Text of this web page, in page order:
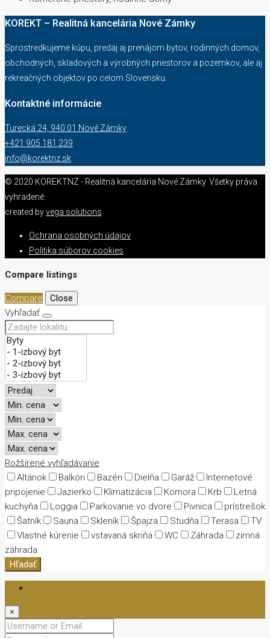
KOREKT – Realitná kancelária Nové Zámky
Sprostredkujeme kúpu, predaj aj prenájom bytov, rodinných domov,
obchodných, skladových a výrobných priestorov a pozemkov, ale aj
rekreačných objektov po celom Slovensku.
Kontaktné informácie
Turecká 24, 940 01 Nové Zámky
+421 905 181 239
info@korektnz.sk
© 2020 KOREKTNZ - Realitná kancelária Nové Zámky. Všetky práva
vyhradené.
created byvega solutions
Ochrana osobných údajov
Politika súborov cookies
Compare listings
Compare
Close
Vyhľadať
Rožšírené vyhľadávanie
Altánok
Balkón Bazén Dielňa Garáž
Internetové
pripojenie
Jazierko Klimatizácia Komora Krb
Letná
kuchyňa
Loggia Parkovanie vo dvore Pivnica
prístrešok
Šatník
Sauna Skleník Špajza Studňa Terasa
TV
Vlastné kúrenie
vstavaná skriňa WC Záhrada
zimná
záhrada
Hľadať
×